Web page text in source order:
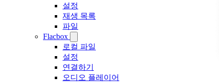
설정
재생 목록
파일
Flacbox
로컬 파일
설정
연결하기
오디오 플레이어